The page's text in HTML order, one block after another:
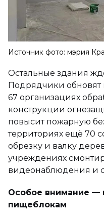
Источник фото: мэрия
Остальные здания
Подрядчики обновят
67 организациях
конструкции
повысит пожарную
территориях ещё 70
обрезку и валку
учреждениях
видеонаблюдения и
Особое внимание —
пищеблокам